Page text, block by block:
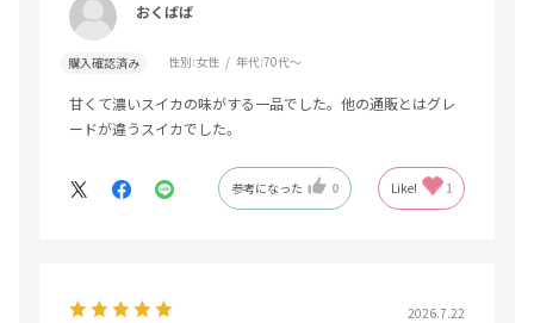
おくばば
購入確認済み 性別:女性 年代:70代～
甘くて濃いスイカの味がする一品でした。他の通販とはグレ
ードが違うスイカでした。
参考になった 0 Like! 1
2026.7.22